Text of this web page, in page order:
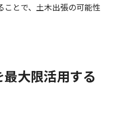
とで、土木出張の可能性
大限活用する